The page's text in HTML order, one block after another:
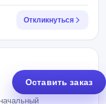
Откликнуться
Оставить заказ